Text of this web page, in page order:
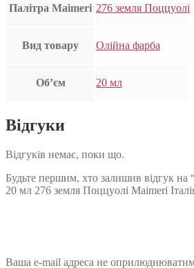
Палітра Maimeri 276 земля Поццуолі
Вид товару Олійна фарба
Об’єм 20 мл
Відгуки
Відгуків немає, поки що.
Будьте першим, хто залишив відгук на
20 мл 276 земля Поццуолі Maimeri
Ваша e-mail адреса не